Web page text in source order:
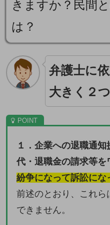
きますか？民間
は？
弁護士に
大きく２
１．企業への退職通
代・退職金の請求等を
紛争になって訴訟にな
前述のとおり、これ
できません。